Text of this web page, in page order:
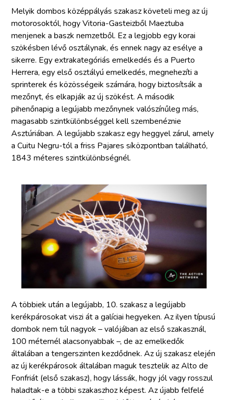
Melyik dombos középpályás szakasz követeli meg az új
motorosoktól, hogy Vitoria-Gasteizből Maeztuba
menjenek a baszk nemzetből. Ez a legjobb egy korai
szökésben lévő osztálynak, és ennek nagy az esélye a
sikerre. Egy extrakategóriás emelkedés és a Puerto
Herrera, egy első osztályú emelkedés, megnehezíti a
sprinterek és közösségeik számára, hogy biztosítsák a
mezőnyt, és elkapják az új szökést. A második
pihenőnapig a legújabb mezőnynek valószínűleg más,
magasabb szintkülönbséggel kell szembenéznie
Asztúriában. A legújabb szakasz egy heggyel zárul, amely
a Cuitu Negru-tól a friss Pajares síközpontban található,
1843 méteres szintkülönbségnél.
A többiek után a legújabb, 10. szakasz a legújabb
kerékpárosokat viszi át a galíciai hegyeken. Az ilyen típusú
dombok nem túl nagyok – valójában az első szakasznál,
100 méternél alacsonyabbak –, de az emelkedők
általában a tengerszinten kezdődnek. Az új szakasz elején
az új kerékpárosok általában maguk tesztelik az Alto de
Fonfriát (első szakasz), hogy lássák, hogy jól vagy rosszul
haladtak-e a többi szakaszhoz képest. Az újabb felfelé